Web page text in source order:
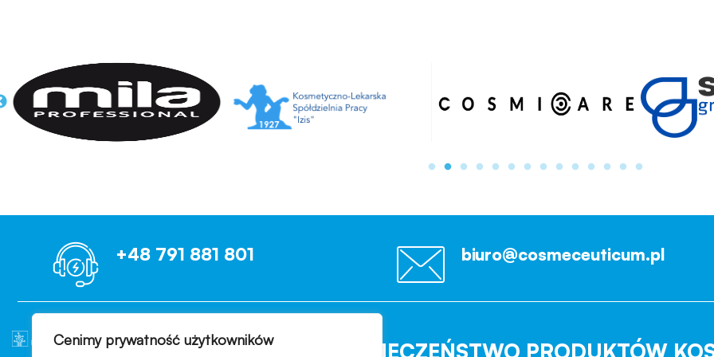
Cenimy prywatność użytkowników
+48 791 881 801 biuro@cosmeceuticum.pl
OCENIAMY BEZPIECZEŃSTWO PRODUKTÓW